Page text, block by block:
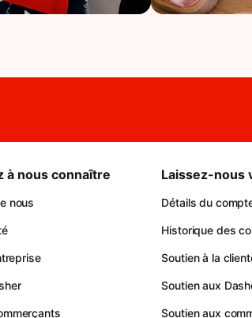
à nous connaître
nous
Laissez-nous
Détails du
Historique des
Soutien à la
Soutien aux
Soutien aux